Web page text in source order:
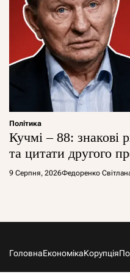
Політика
Кучмі – 88: знакові
та цитати другого
9 Серпня, 2026Федоренко
ГоловнаЕкономікаКорупція